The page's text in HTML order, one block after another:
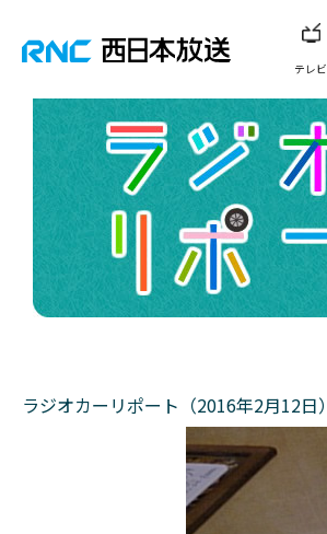
テレビ
ラジオカーリポート（2016年2月12日）